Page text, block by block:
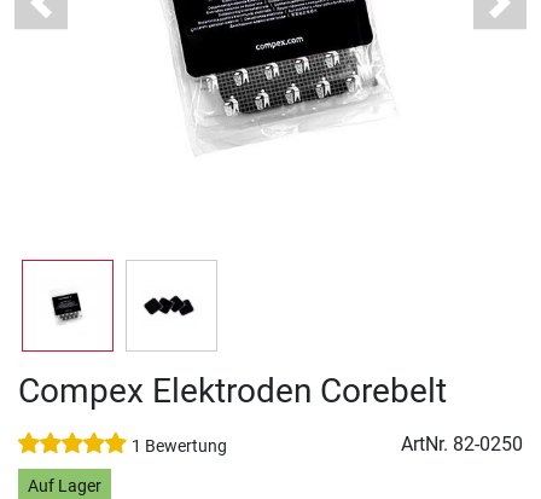
Previous Next
Compex Elektroden Corebelt
1 Bewertung ArtNr. 82-0250
Auf Lager